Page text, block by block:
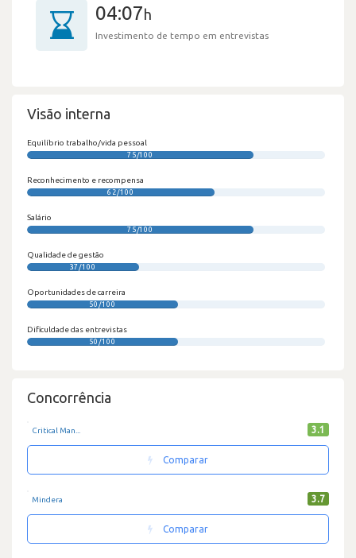
04:07h
Investimento de tempo em entrevistas
Visão interna
Equilíbrio trabalho/vida pessoal
75/100
Reconhecimento e recompensa
62/100
Salário
75/100
Qualidade de gestão
37/100
Oportunidades de carreira
50/100
Dificuldade das entrevistas
50/100
Concorrência
Critical Man... 3.1
Comparar
Mindera 3.7
Comparar